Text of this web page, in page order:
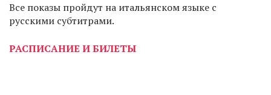
Все показы пройдут на итальянском языке с
русскими субтитрами.
РАСПИСАНИЕ И БИЛЕТЫ